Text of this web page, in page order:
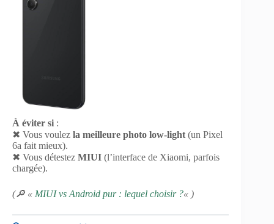
À éviter si :
✖ Vous voulez la meilleure photo low-light (un Pixel
6a fait mieux).
✖ Vous détestez MIUI (l’interface de Xiaomi, parfois
chargée).
(🔎 « MIUI vs Android pur : lequel choisir ?« )